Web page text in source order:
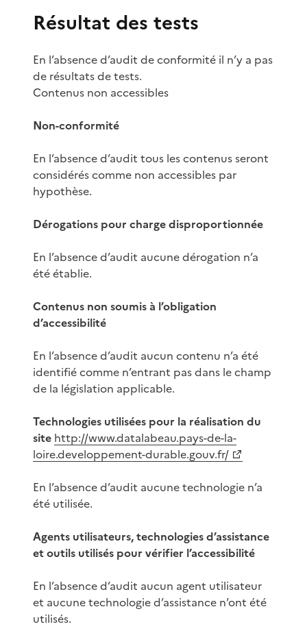
Résultat des tests
En l’absence d’audit de conformité il n’y a pas
de résultats de tests.
Contenus non accessibles
Non-conformité
En l’absence d’audit tous les contenus seront
considérés comme non accessibles par
hypothèse.
Dérogations pour charge disproportionnée
En l’absence d’audit aucune dérogation n’a
été établie.
Contenus non soumis à l’obligation
d’accessibilité
En l’absence d’audit aucun contenu n’a été
identifié comme n’entrant pas dans le champ
de la législation applicable.
Technologies utilisées pour la réalisation du
site http://www.datalabeau.pays-de-la-
loire.developpement-durable.gouv.fr/
En l’absence d’audit aucune technologie n’a
été utilisée.
Agents utilisateurs, technologies d’assistance
et outils utilisés pour vérifier l’accessibilité
En l’absence d’audit aucun agent utilisateur
et aucune technologie d’assistance n’ont été
utilisés.